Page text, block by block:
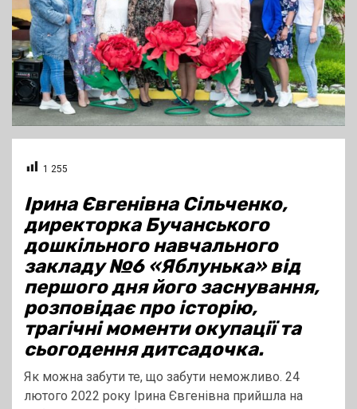
1 255
Ірина Євгенівна Сільченко,
директорка Бучанського
дошкільного навчального
закладу №6 «Яблунька» від
першого дня його заснування,
розповідає про історію,
трагічні моменти окупації та
сьогодення дитсадочка.
Як можна забути те, що забути неможливо. 24
лютого 2022 року Ірина Євгенівна прийшла на